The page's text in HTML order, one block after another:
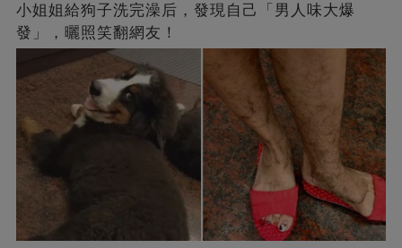
小姐姐給狗子洗完澡后，發現自己「男人味大爆
發」，曬照笑翻網友！